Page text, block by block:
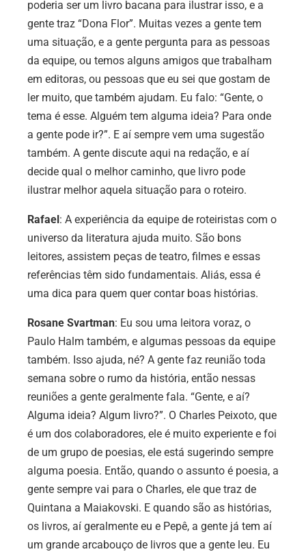
poderia ser um livro bacana para ilustrar isso, e a
gente traz “Dona Flor”. Muitas vezes a gente tem
uma situação, e a gente pergunta para as pessoas
da equipe, ou temos alguns amigos que trabalham
em editoras, ou pessoas que eu sei que gostam de
ler muito, que também ajudam. Eu falo: “Gente, o
tema é esse. Alguém tem alguma ideia? Para onde
a gente pode ir?”. E aí sempre vem uma sugestão
também. A gente discute aqui na redação, e aí
decide qual o melhor caminho, que livro pode
ilustrar melhor aquela situação para o roteiro.
Rafael : A experiência da equipe de roteiristas com o
universo da literatura ajuda muito. São bons
leitores, assistem peças de teatro, filmes e essas
referências têm sido fundamentais. Aliás, essa é
uma dica para quem quer contar boas histórias.
Rosane Svartman: Eu sou uma leitora voraz, o
Paulo Halm também, e algumas pessoas da equipe
também. Isso ajuda, né? A gente faz reunião toda
semana sobre o rumo da história, então nessas
reuniões a gente geralmente fala. “Gente, e aí?
Alguma ideia? Algum livro?”. O Charles Peixoto, que
é um dos colaboradores, ele é muito experiente e foi
de um grupo de poesias, ele está sugerindo sempre
alguma poesia. Então, quando o assunto é poesia, a
gente sempre vai para o Charles, ele que traz de
Quintana a Maiakovski. E quando são as histórias,
os livros, aí geralmente eu e Pepê, a gente já tem aí
um grande arcabouço de livros que a gente leu. Eu